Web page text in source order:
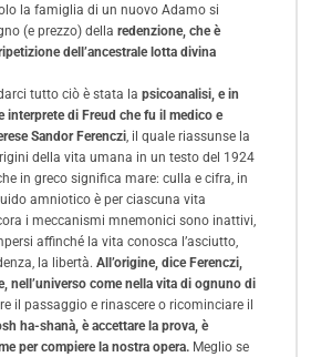
la famiglia di un nuovo Adamo si
(e prezzo) della redenzione, che è
dell’ancestrale lotta divina
tutto ciò è stata la psicoanalisi, e in
interprete di Freud che fu il medico e
Sandor Ferenczi , il quale riassunse la
della vita umana in un testo del 1924
in greco significa mare: culla e cifra, in
amniotico è per ciascuna vita
i meccanismi mnemonici sono inattivi,
affinché la vita conosca l’asciutto,
la libertà. All’origine, dice Ferenczi,
nell’universo come nella vita di ognuno di
il passaggio e rinascere o ricominciare il
ha-shanà, è accettare la prova, è
per compiere la nostra opera. Meglio se